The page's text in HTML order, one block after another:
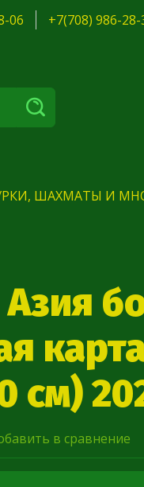
06 +7(708) 986-
ШАХМАТЫ И
см)
в сравнение